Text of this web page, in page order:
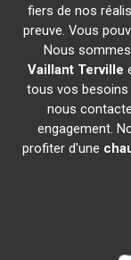
fiers de nos
preuve. Vous
Nous
Vaillant Terville
tous vos
nous
engagement.
profiter d'une